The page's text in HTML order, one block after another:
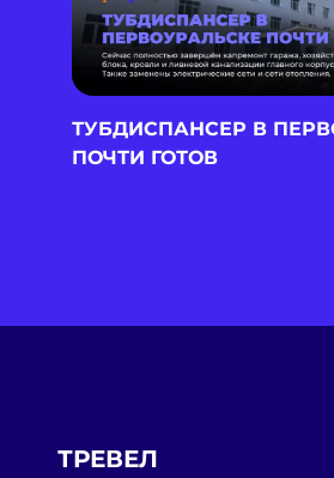
ТУБДИСПАНСЕР В
ПОЧТИ ГОТОВ
ТРЕВЕЛ